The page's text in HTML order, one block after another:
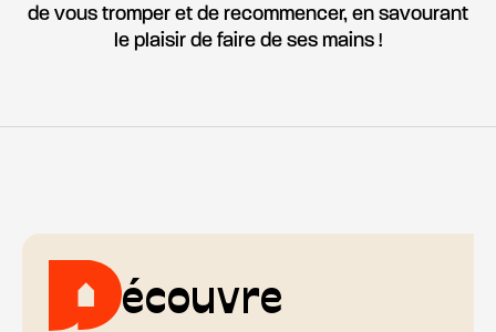
de vous tromper et de recommencer, en savourant
le plaisir de faire de ses mains !
écouvre